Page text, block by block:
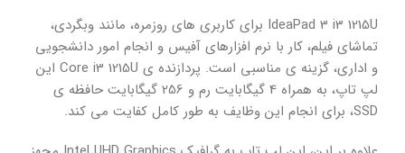
IdeaPad 3 i3 1215U برای کاربری های روزمره، مانند وبگردی،
تماشای فیلم، کار با نرم افزارهای آفیس و انجام امور دانشجویی
و اداری، گزینه ی مناسبی است. پردازنده ی Core i3 1215U این
لپ تاپ، به همراه 4 گیگابایت رم و 256 گیگابایت حافظه ی
SSD، برای انجام این وظایف به طور کامل کفایت می کند.